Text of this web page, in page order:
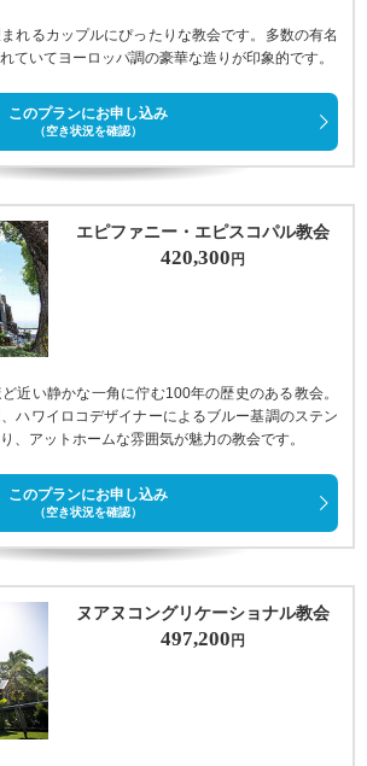
れるカップルにぴったりな教会です。多数の有名
ていてヨーロッパ調の豪華な造りが印象的です。
このプランにお申し込み
（空き状況を確認）
エピファニー・エピスコパル教会
420,300円
近い静かな一角に佇む100年の歴史のある教会。
ハワイロコデザイナーによるブルー基調のステン
、アットホームな雰囲気が魅力の教会です。
このプランにお申し込み
（空き状況を確認）
ヌアヌコングリケーショナル教会
497,200 円